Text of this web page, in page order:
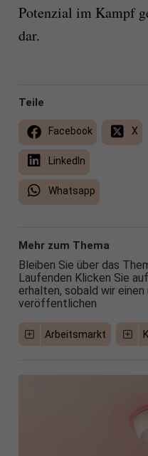
Potenzial im Kampf
dar.
Teile
Facebook X
LinkedIn
Whatsapp
Mehr zum Thema
Bleiben Sie über das
Laufenden Klicken Sie
erhalten, sobald wir
veröffentlichen
Arbeitsmarkt